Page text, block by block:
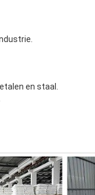
en staal.